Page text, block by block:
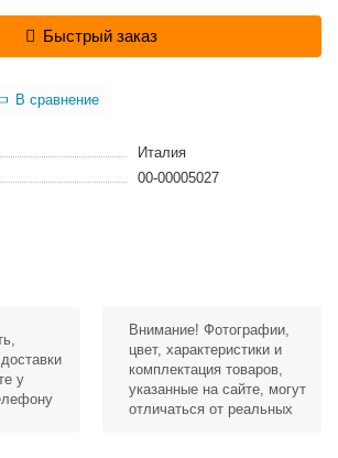
Быстрый заказ
В сравнение
Италия
00-00005027
у
Внимание! Фотографии,
цвет, характеристики и
комплектация товаров,
указанные на сайте, могут
отличаться от реальных